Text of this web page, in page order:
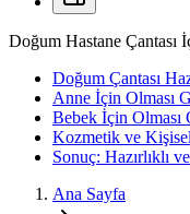
Doğum Hastane Çantası
Doğum Çantası
Anne İçin Olması
Bebek İçin Olması
Kozmetik ve
Sonuç: Hazırlıklı
Ana Sayfa